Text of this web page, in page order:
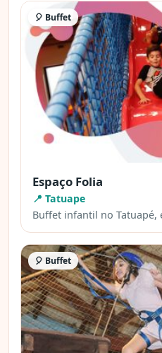
🎈 Buffet
Espaço Folia
📍 Tatuape
Buffet infantil no Tatuapé,
🎈 Buffet